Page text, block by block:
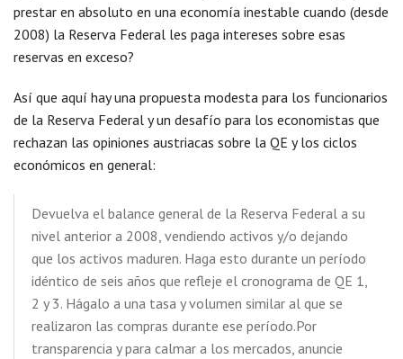
prestar en absoluto en una economía inestable cuando (desde
2008) la Reserva Federal les paga intereses sobre esas
reservas en exceso?
Así que aquí hay una propuesta modesta para los funcionarios
de la Reserva Federal y un desafío para los economistas que
rechazan las opiniones austriacas sobre la QE y los ciclos
económicos en general:
Devuelva el balance general de la Reserva Federal a su
nivel anterior a 2008, vendiendo activos y/o dejando
que los activos maduren. Haga esto durante un período
idéntico de seis años que refleje el cronograma de QE 1,
2 y 3. Hágalo a una tasa y volumen similar al que se
realizaron las compras durante ese período.Por
transparencia y para calmar a los mercados, anuncie